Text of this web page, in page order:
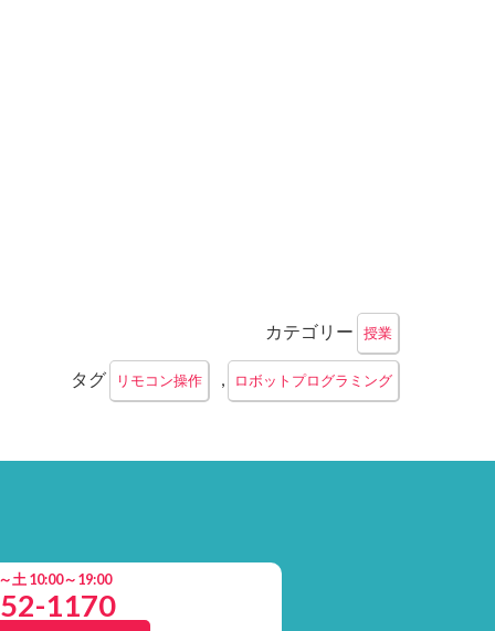
カテゴリー 授業
タグ リモコン操作 , ロボットプログラミング
土 10:00～19:00
1170